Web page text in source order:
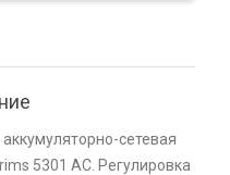
сетевая
5301 АС. Регулировка